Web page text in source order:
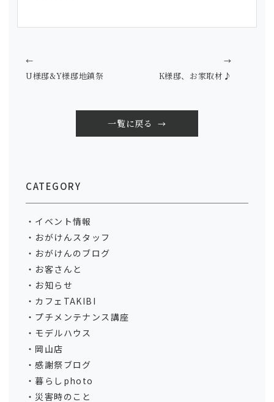
U様邸&Y様邸地鎮祭
←
一覧に戻る
K様邸、お家取材♪
→
CATEGORY
イベント情報
おがけんスタッフ
おがけんのブログ
お客さんと
お知らせ
カフェTAKIBI
プチメンテナンス講座
モデルハウス
岡山店
感謝祭ブログ
暮らしphoto
災害時のこと